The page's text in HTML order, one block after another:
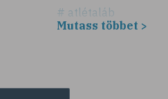
# atlétaláb
Mutass többet >